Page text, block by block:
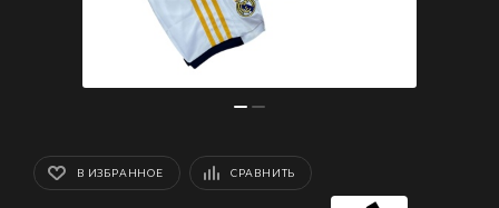
В ИЗБРАННОЕ СРАВНИТЬ